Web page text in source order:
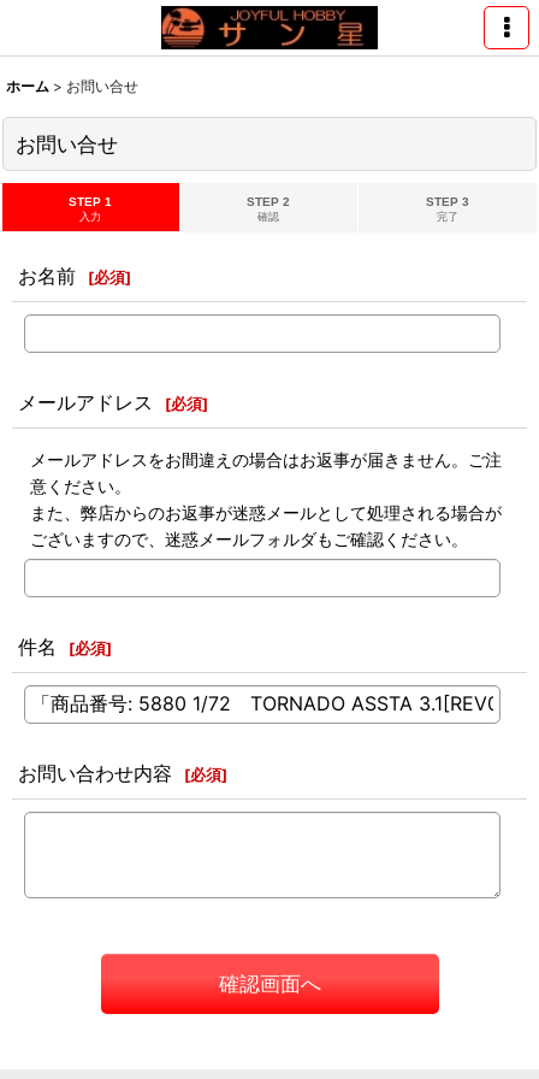
ホーム > お問い合せ
お問い合せ
STEP 1
入力
STEP 2
確認
STEP 3
完了
お名前 [必須]
メールアドレス [必須]
メールアドレスをお間違えの場合はお返事が届きません。ご注
意ください。
また、弊店からのお返事が迷惑メールとして処理される場合が
ございますので、迷惑メールフォルダもご確認ください。
件名 [必須]
お問い合わせ内容 [必須]
確認画面へ